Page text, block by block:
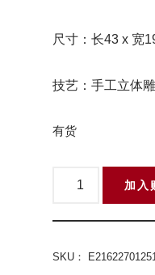
尺寸：长43 x 宽
技艺：手工立体
有货
加入
SKU：